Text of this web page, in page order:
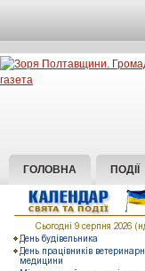
ГОЛОВНА ПОДІЇ